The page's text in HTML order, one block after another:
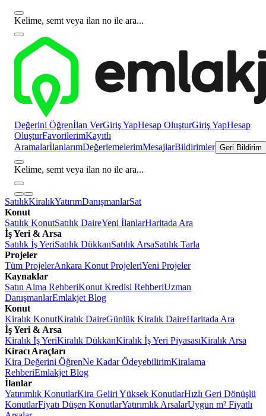
Kelime, semt veya ilan no ile ara...
Değerini Öğrenİlan VerGiriş YapHesap OluşturGiriş YapHesap
OluşturFavorilerimKayıtlı
AramalarİlanlarımDeğerlemelerimMesajlarBildirimler Geri Bildirim
Kelime, semt veya ilan no ile ara...
SatılıkKiralıkYatırımDanışmanlarSat
Konut
Satılık KonutSatılık DaireYeni İlanlarHaritada Ara
İş Yeri & Arsa
Satılık İş YeriSatılık DükkanSatılık ArsaSatılık Tarla
Projeler
Tüm ProjelerAnkara Konut ProjeleriYeni Projeler
Kaynaklar
Satın Alma RehberiKonut Kredisi RehberiUzman
DanışmanlarEmlakjet Blog
Konut
Kiralık KonutKiralık DaireGünlük Kiralık DaireHaritada Ara
İş Yeri & Arsa
Kiralık İş YeriKiralık DükkanKiralık İş Yeri PiyasasıKiralık Arsa
Kiracı Araçları
Kira Değerini ÖğrenNe Kadar ÖdeyebilirimKiralama
RehberiEmlakjet Blog
İlanlar
Yatırımlık KonutlarKira Geliri Yüksek KonutlarHızlı Geri Dönüşlü
KonutlarFiyatı Düşen KonutlarYatırımlık ArsalarUygun m² Fiyatlı